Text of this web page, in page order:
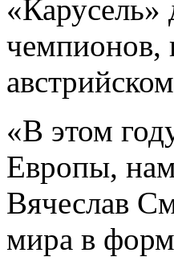
«Карусель»
чемпионов,
«В этом
Европы, нам
Вячеслав
мира в